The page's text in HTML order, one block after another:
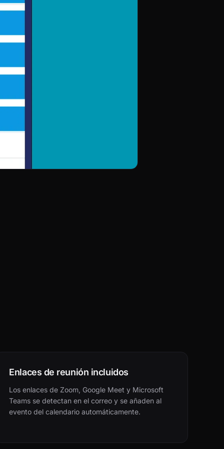
Enlaces de reunión incluidos
Los enlaces de Zoom, Google Meet y Microsoft
Teams se detectan en el correo y se añaden al
evento del calendario automáticamente.